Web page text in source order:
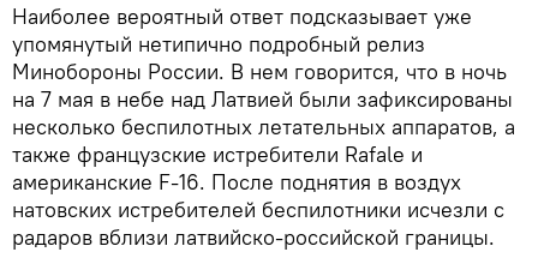
Наиболее вероятный ответ подсказывает уже
упомянутый нетипично подробный релиз
Минобороны России. В нем говорится, что в ночь
на 7 мая в небе над Латвией были зафиксированы
несколько беспилотных летательных аппаратов, а
также французские истребители Rafale и
американские F-16. После поднятия в воздух
натовских истребителей беспилотники исчезли с
радаров вблизи латвийско-российской границы.